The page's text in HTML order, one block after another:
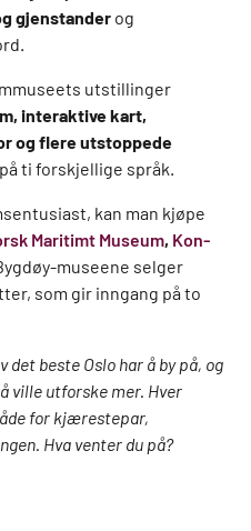
gjenstander og
utstillinger
interaktive kart,
og flere utstoppede
ti forskjellige språk.
kan man kjøpe
Maritimt Museum, Kon-
museene selger
som gir inngang på to
beste Oslo har å by på, og
ville utforske mer. Hver
for kjærestepar,
Hva venter du på?